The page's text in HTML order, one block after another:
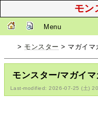
モン
Menu
> モンスター > マガイマ
モンスター/マガイマ
Last-modified: 2026-07-25 (土)